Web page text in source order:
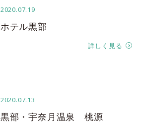
2020.07.19
ホテル黒部
詳しく見る
2020.07.13
黒部・宇奈月温泉 桃源